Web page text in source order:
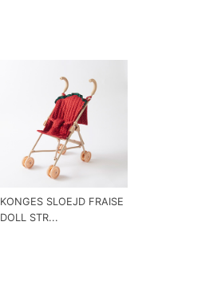
KONGES SLOEJD FRAISE
DOLL STR...